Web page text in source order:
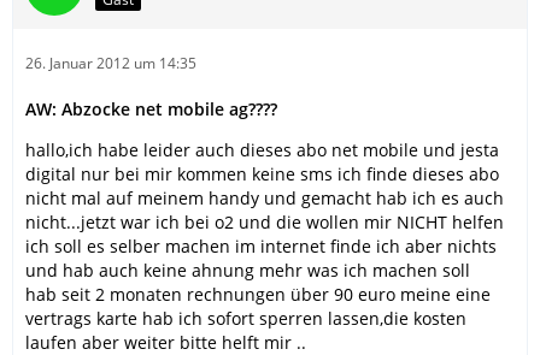
26. Januar 2012 um 14:35
AW: Abzocke net mobile ag????
hallo,ich habe leider auch dieses abo net mobile und jesta
digital nur bei mir kommen keine sms ich finde dieses abo
nicht mal auf meinem handy und gemacht hab ich es auch
nicht...jetzt war ich bei o2 und die wollen mir NICHT helfen
ich soll es selber machen im internet finde ich aber nichts
und hab auch keine ahnung mehr was ich machen soll
hab seit 2 monaten rechnungen über 90 euro meine eine
vertrags karte hab ich sofort sperren lassen,die kosten
laufen aber weiter bitte helft mir ..